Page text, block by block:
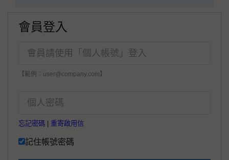
會員登入
【範例：user@company.com】
忘記密碼 重寄啟用信
記住帳號密碼